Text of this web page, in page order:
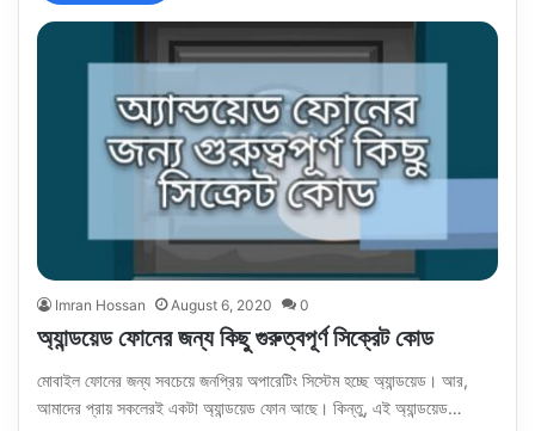
Imran Hossan August 6, 2020 0
অ্যান্ডয়েড ফোনের জন্য কিছু গুরুত্বপূর্ণ সিক্রেট কোড
মোবাইল ফোনের জন্য সবচেয়ে জনপ্রিয় অপারেটিং সিস্টেম হচ্ছে অ্যান্ডয়েড। আর,
আমাদের প্রায় সকলেরই একটা অ্যান্ডয়েড ফোন আছে। কিন্তু, এই অ্যান্ডয়েড…